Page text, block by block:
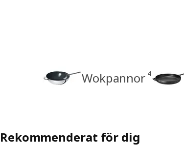
Wokpannor 4
Rekommenderat för dig